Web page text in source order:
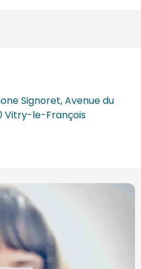
Signoret, Avenue du
Vitry-le-François